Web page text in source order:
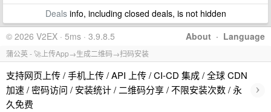
Dealsinfo, including closed deals, is not hidden
About · Language
© 2026 V2EX · 5ms · 3.9.8.5
蒲公英 - 🚀上传App→生成二维码→扫码安装
支持网页上传 / 手机上传 / API 上传 / CI-CD 集成 / 全球 CDN
加速 / 密码访问 / 安装统计 / 二维码分享 / 不限安装次数 / 永
久免费
›